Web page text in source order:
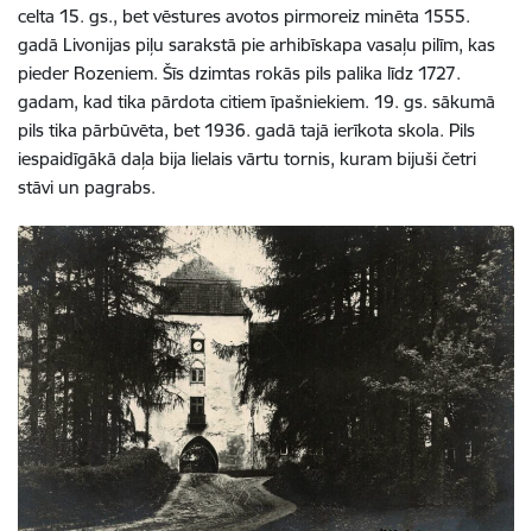
celta 15. gs., bet vēstures avotos pirmoreiz minēta 1555.
gadā Livonijas piļu sarakstā pie arhibīskapa vasaļu pilīm, kas
pieder Rozeniem. Šīs dzimtas rokās pils palika līdz 1727.
gadam, kad tika pārdota citiem īpašniekiem. 19. gs. sākumā
pils tika pārbūvēta, bet 1936. gadā tajā ierīkota skola. Pils
iespaidīgākā daļa bija lielais vārtu tornis, kuram bijuši četri
stāvi un pagrabs.